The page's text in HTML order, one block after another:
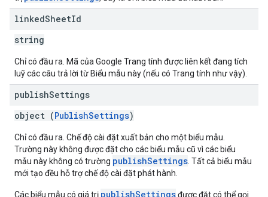
linkedSheetId
string
Chỉ có đầu ra. Mã của Google Trang tính được liên kết đang tích
luỹ các câu trả lời từ Biểu mẫu này (nếu có Trang tính như vậy).
publishSettings
object (PublishSettings)
Chỉ có đầu ra. Chế độ cài đặt xuất bản cho một biểu mẫu.
Trường này không được đặt cho các biểu mẫu cũ vì các biểu
mẫu này không có trường publishSettings . Tất cả biểu mẫu
mới tạo đều hỗ trợ chế độ cài đặt phát hành.
Các biểu mẫu có giá trị publishSettingsđược đặt có thể gọi